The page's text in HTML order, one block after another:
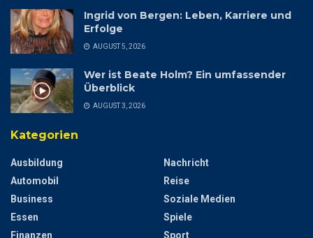
Ingrid von Bergen: Leben, Karriere und
Erfolge
AUGUST 5, 2026
Wer ist Beate Holm? Ein umfassender
Überblick
AUGUST 3, 2026
Kategorien
Ausbildung
Automobil
Business
Essen
Finanzen
Nachricht
Reise
Soziale Medien
Spiele
Sport